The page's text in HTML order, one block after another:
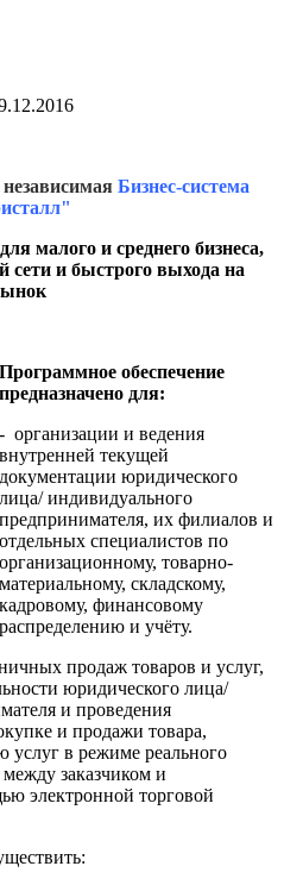
Бизнес-система
малого и среднего бизнеса,
сети и быстрого выхода на
Программное обеспечение
предназначено для:
- организации и ведения
внутренней текущей
документации юридического
лица/ индивидуального
предпринимателя, их филиалов и
отдельных специалистов по
организационному, товарно-
материальному, складскому,
кадровому, финансовому
распределению и учёту.
продаж товаров и услуг,
юридического лица/
и проведения
и продажи товара,
услуг в режиме реального
заказчиком и
электронной торговой